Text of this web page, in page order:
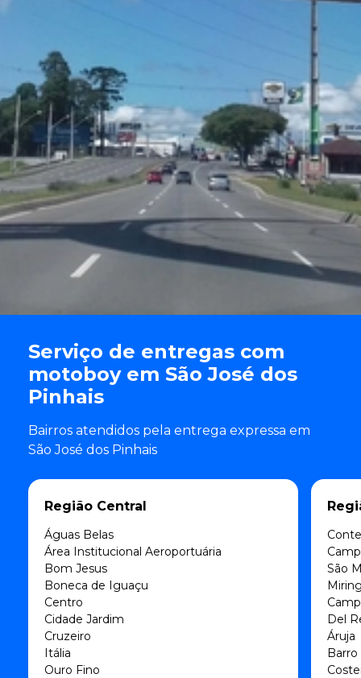
Serviço de entregas com
motoboy em São José dos
Pinhais
Bairros atendidos pela entrega expressa em
São José dos Pinhais
Região Central
Águas Belas
Área Institucional Aeroportuária
Bom Jesus
Boneca de Iguaçu
Centro
Cidade Jardim
Cruzeiro
Itália
Ouro Fino
São
Del
Áruja